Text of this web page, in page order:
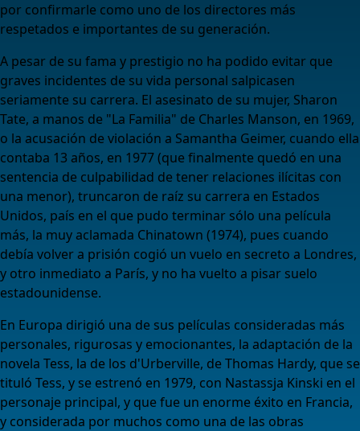
por confirmarle como uno de los directores más
respetados e importantes de su generación.
A pesar de su fama y prestigio no ha podido evitar que
graves incidentes de su vida personal salpicasen
seriamente su carrera. El asesinato de su mujer, Sharon
Tate, a manos de "La Familia" de Charles Manson, en 1969,
o la acusación de violación a Samantha Geimer, cuando ella
contaba 13 años, en 1977 (que finalmente quedó en una
sentencia de culpabilidad de tener relaciones ilícitas con
una menor), truncaron de raíz su carrera en Estados
Unidos, país en el que pudo terminar sólo una película
más, la muy aclamada Chinatown (1974), pues cuando
debía volver a prisión cogió un vuelo en secreto a Londres,
y otro inmediato a París, y no ha vuelto a pisar suelo
estadounidense.
En Europa dirigió una de sus películas consideradas más
personales, rigurosas y emocionantes, la adaptación de la
novela Tess, la de los d'Urberville, de Thomas Hardy, que se
tituló Tess, y se estrenó en 1979, con Nastassja Kinski en el
personaje principal, y que fue un enorme éxito en Francia,
y considerada por muchos como una de las obras